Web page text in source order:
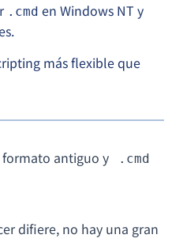
.cmd en Windows NT y
más flexible que
formato antiguo y .cmd
difiere, no hay una gran